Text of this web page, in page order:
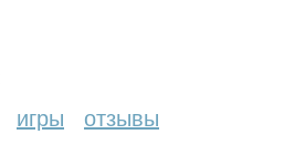
игры отзывы